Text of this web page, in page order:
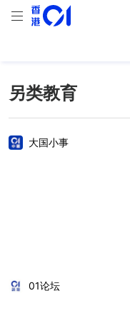
另类教育
大国小事
01论坛